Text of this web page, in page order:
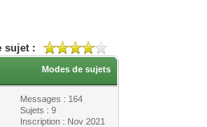
sujet :
Modes de sujets
Messages : 164
Sujets : 9
Inscription : Nov 2021